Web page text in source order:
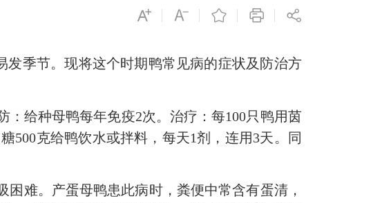
季节。现将这个时期鸭常见病的症状及防治方
给种母鸭每年免疫2次。治疗：每100只鸭用茵
500克给鸭饮水或拌料，每天1剂，连用3天。同
难。产蛋母鸭患此病时，粪便中常含有蛋清，